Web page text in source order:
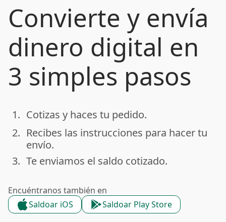
Convierte y envía
dinero digital en
3 simples pasos
done
1. Cotizas y haces tu pedido.
done
2. Recibes las instrucciones para hacer tu
envío.
done
3. Te enviamos el saldo cotizado.
Encuéntranos también en
Saldoar iOS
Saldoar Play Store